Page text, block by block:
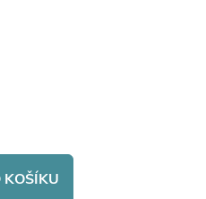
KOŠÍKU